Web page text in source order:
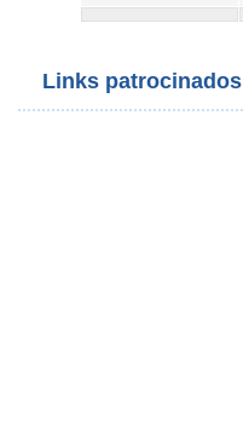
Links patrocinados